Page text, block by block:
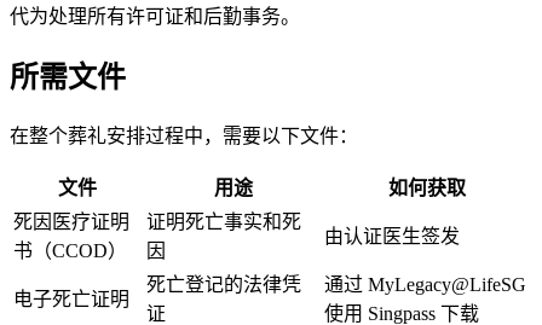
代为处理所有许可证和后勤事务。
所需文件
在整个葬礼安排过程中，需要以下文件：
文件 用途
如何获取
死因医疗证明
书（CCOD）
证明死亡事实和死
因
由认证医生签发
电子死亡证明
死亡登记的法律凭
证
通过 MyLegacy@LifeSG
使用 Singpass 下载